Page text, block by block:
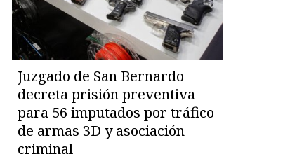
Juzgado de San Bernardo
decreta prisión preventiva
para 56 imputados por tráfico
de armas 3D y asociación
criminal